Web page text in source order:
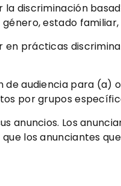
la discriminación
estado
prácticas
de audiencia para
por grupos
anuncios. Los
los anunciantes